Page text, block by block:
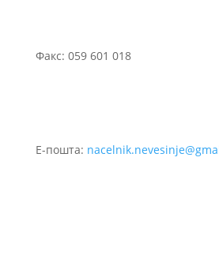
Факс: 059 601 018
Е-пошта: